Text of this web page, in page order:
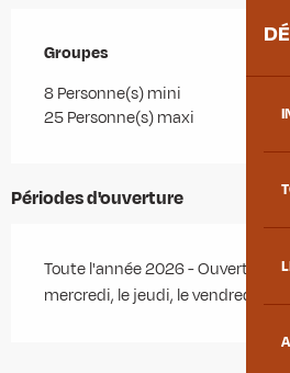
Groupes
Groupes
8 Personne(s) mini
25 Personne(s) maxi
Périodes d'ouverture
Toute l'année 2026 - Ouvert le
mercredi, le jeudi, le vendredi